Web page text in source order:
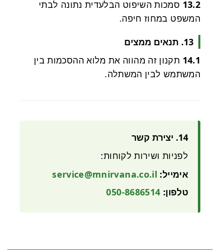
13.2 סמכות השיפוט הבלעדית נתונה לבתי
המשפט במחוז חיפה.
13. תנאים ממצים
14.1 תקנון זה מהווה את מלוא ההסכמות בין
המשתמש לבין המשתלה.
14. יצירת קשר
לפניות ושירות לקוחות:
אימייל: service@mnirvana.co.il
טלפון: 050-8686514